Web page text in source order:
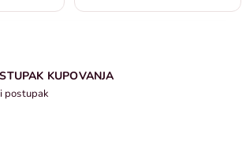
KUPOVANJA
postupak